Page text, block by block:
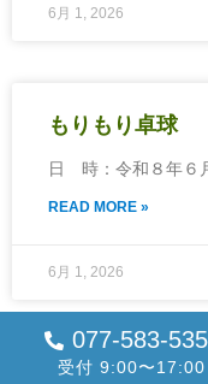
6月 1, 2026
もりもり卓球
日 時：令和８年６
READ MORE »
6月 1, 2026
077-583-
受付 9:00〜17:00